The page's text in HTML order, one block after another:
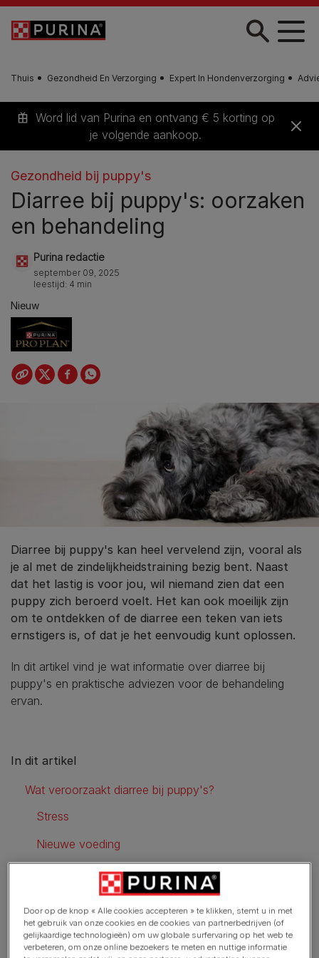
Skip to main content
Thuis Gezondheid En Verzorging Expert In Hondenverzorging
Word lid van Purina en ontvang € 5 korting op
je volgende aankoop.
Gezondheid bij puppy's
Diarree bij puppy's: oorzaken
en behandeling
Purina redactie
september 09, 2025
leestijd: 4 min
Nieuw
Diarree bij puppy's kan heel vervelend zijn, vooral als
je al met de zindelijkheidstraining bezig bent. Naast
dat het lastig is voor jou, wil niemand zien dat een
puppy zich beroerd voelt. Het kan ook moeilijk zijn
om te ontdekken of de diarree een teken van iets
ernstigers is, of dat je het eenvoudig kunt oplossen.
In dit artikel vind je wat informatie over diarree bij
puppy's en praktische adviezen voor de behandeling
ervan.
In dit artikel
Wat veroorzaakt diarree bij puppy's?
Stress
Nieuwe voeding
Zo behandel je diarree bij puppy's
Door op de knop « Alle cookies accepteren » te klikken, stemt u in met
het gebruik van onze cookies en de cookies van partnerbedrijven (of
gelijkaardige technologieën) om uw globale surfervaring op het web te
verbeteren, om onze online bezoekers te meten en nuttige informatie